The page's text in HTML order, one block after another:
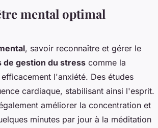
mental optimal
, savoir reconnaître et gérer le
de gestion du stress comme la
l'anxiété. Des études
cardiaque, stabilisant ainsi l'esprit.
améliorer la concentration et
minutes par jour à la méditation